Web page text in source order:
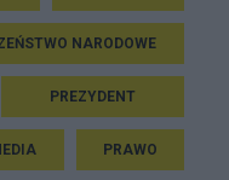
NARODOWE
PREZYDENT
PRAWO